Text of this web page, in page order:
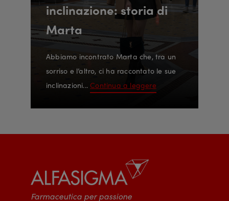
inclinazione: storia di
Marta
Abbiamo incontrato Marta che, tra un
sorriso e l’altro, ci ha raccontato le sue
inclinazioni...Continua a leggere
Farmaceutica per passione